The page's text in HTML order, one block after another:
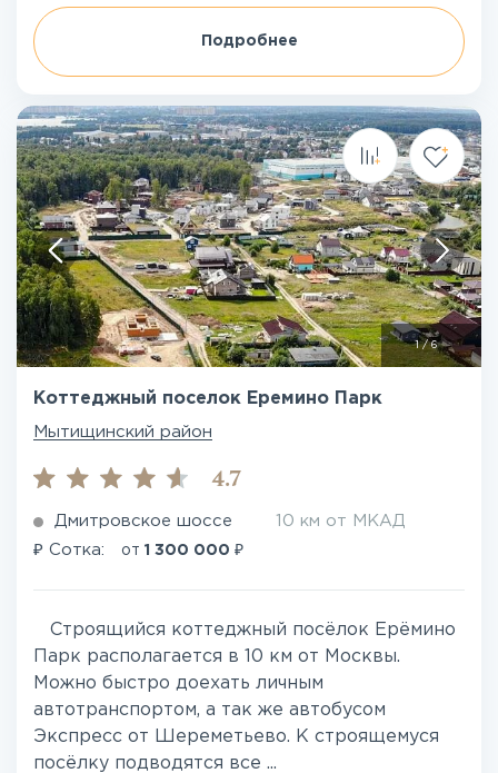
Подробнее
1/6
Коттеджный поселок Еремино Парк
Мытищинский район
4.7
Дмитровское шоссе 10 км от МКАД
₽ Сотка: от 1 300 000 ₽
Строящийся коттеджный посёлок Ерёмино
Парк располагается в 10 км от Москвы.
Можно быстро доехать личным
автотранспортом, а так же автобусом
Экспресс от Шереметьево. К строящемуся
посёлку подводятся все ...